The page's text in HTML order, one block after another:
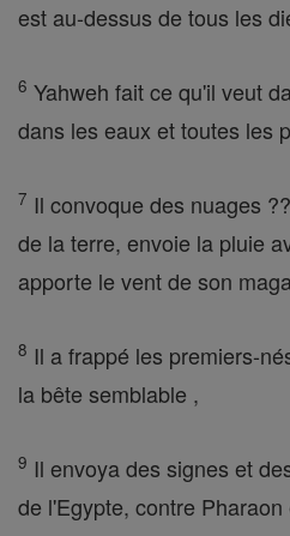
est au-dessus de tous les
6 Yahweh fait ce qu'il veut
dans les eaux et toutes les
7 Il convoque des nuages
de la terre, envoie la pluie
apporte le vent de son
8 Il a frappé les premiers-
la bête semblable ,
9 Il envoya des signes et
de l'Egypte, contre